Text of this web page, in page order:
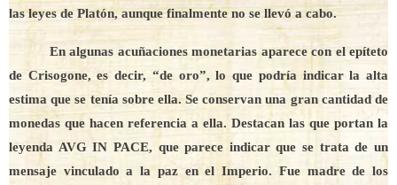
las leyes de Platón, aunque finalmente no se llevó a cabo.
En algunas acuñaciones monetarias aparece con el epíteto
de Crisogone, es decir, “de oro”, lo que podría indicar la alta
estima que se tenía sobre ella. Se conservan una gran cantidad de
monedas que hacen referencia a ella. Destacan las que portan la
leyenda AVG IN PACE, que parece indicar que se trata de un
mensaje vinculado a la paz en el Imperio. Fue madre de los